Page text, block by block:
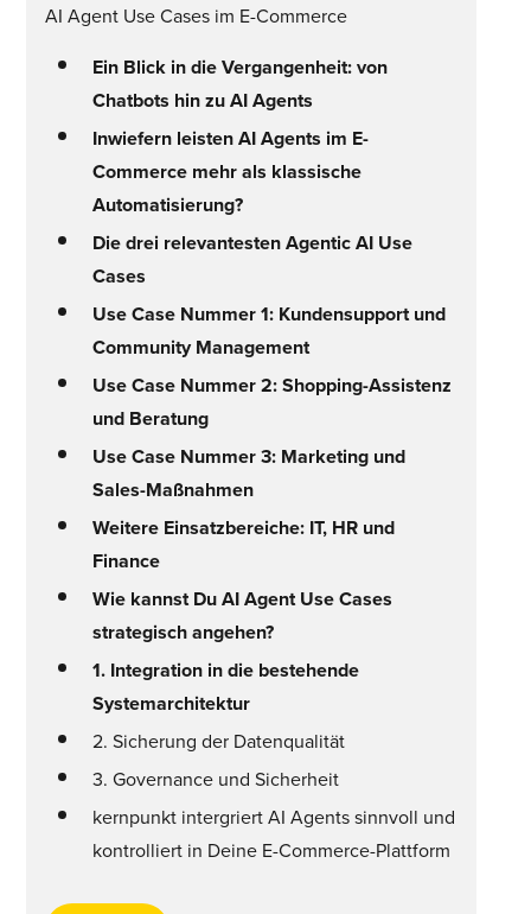
AI Agent Use Cases im E-Commerce
Ein Blick in die Vergangenheit: von
Chatbots hin zu AI Agents
Inwiefern leisten AI Agents im E-
Commerce mehr als klassische
Automatisierung?
Die drei relevantesten Agentic AI Use
Cases
Use Case Nummer 1: Kundensupport und
Community Management
Use Case Nummer 2: Shopping-Assistenz
und Beratung
Use Case Nummer 3: Marketing und
Sales-Maßnahmen
Weitere Einsatzbereiche: IT, HR und
Finance
Wie kannst Du AI Agent Use Cases
strategisch angehen?
1. Integration in die bestehende
Systemarchitektur
2. Sicherung der Datenqualität
3. Governance und Sicherheit
kernpunkt intergriert AI Agents sinnvoll und
kontrolliert in Deine E-Commerce-Plattform